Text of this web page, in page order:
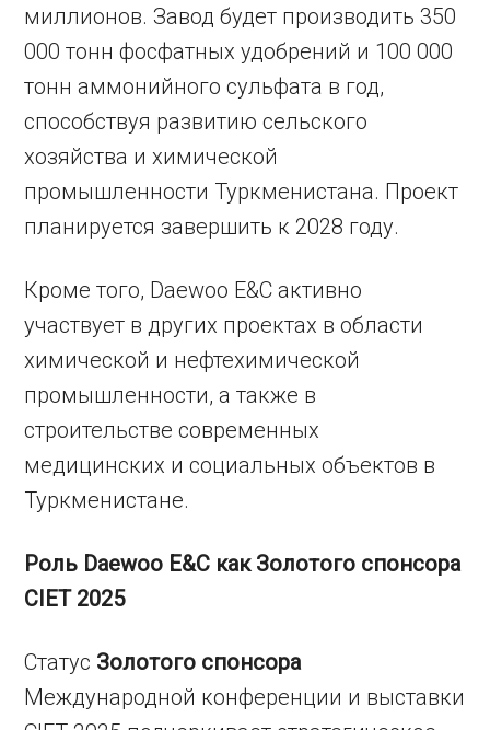
миллионов. Завод будет производить 350
000 тонн фосфатных удобрений и 100 000
тонн аммонийного сульфата в год,
способствуя развитию сельского
хозяйства и химической
промышленности Туркменистана. Проект
планируется завершить к 2028 году.
Кроме того, Daewoo E&C активно
участвует в других проектах в области
химической и нефтехимической
промышленности, а также в
строительстве современных
медицинских и социальных объектов в
Туркменистане.
Роль Daewoo E&C как Золотого спонсора
CIET 2025
Статус Золотого спонсора
Международной конференции и выставки